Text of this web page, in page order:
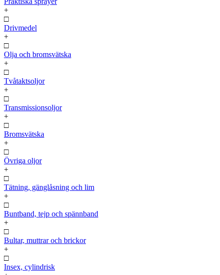
+
□
Drivmedel
+
□
Olja och bromsvätska
+
□
Tvåtaktsoljor
+
□
Transmissionsoljor
+
□
Bromsvätska
+
□
Övriga oljor
+
□
Tätning, gänglåsning och lim
+
□
Buntband, tejp och spännband
+
□
Bultar, muttrar och brickor
+
□
Insex, cylindrisk